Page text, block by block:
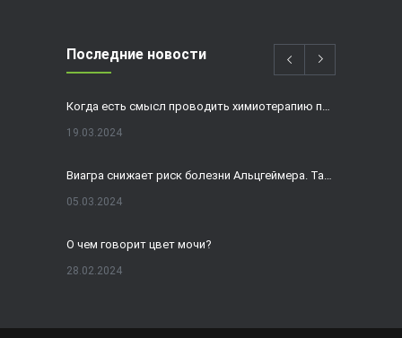
Последние новости
19.03.2024
05.03.2024
О чем говорит цвет мочи?
28.02.2024